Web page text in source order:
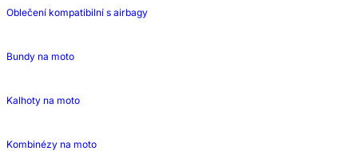
Oblečení kompatibilní s airbagy
Bundy na moto
Kalhoty na moto
Kombinézy na moto